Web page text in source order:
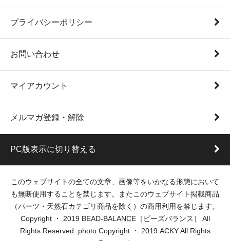
プライバシーポリシー
お問い合わせ
マイアカウント
メルマガ登録・解除
PC版表示に切り替える
このウェブサイトの全ての文章、画像等をいかなる形態において
も無断使用することを禁じます。またこのウェブサイト掲載商品
（パーツ・天然石カテゴリ商品を除く）の商用利用を禁じます。
Copyright ・ 2019 BEAD-BALANCE［ビーズバランス］ All
Rights Reserved. photo Copyright ・ 2019 ACKY All Rights